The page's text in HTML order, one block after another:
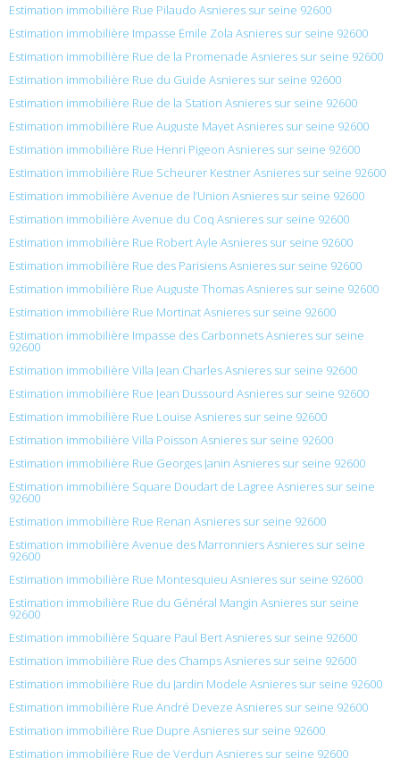
Estimation immobilière Rue Pilaudo Asnieres sur seine 92600
Estimation immobilière Impasse Émile Zola Asnieres sur seine 92600
Estimation immobilière Rue de la Promenade Asnieres sur seine 92600
Estimation immobilière Rue du Guide Asnieres sur seine 92600
Estimation immobilière Rue de la Station Asnieres sur seine 92600
Estimation immobilière Rue Auguste Mayet Asnieres sur seine 92600
Estimation immobilière Rue Henri Pigeon Asnieres sur seine 92600
Estimation immobilière Rue Scheurer Kestner Asnieres sur seine 92600
Estimation immobilière Avenue de l’Union Asnieres sur seine 92600
Estimation immobilière Avenue du Coq Asnieres sur seine 92600
Estimation immobilière Rue Robert Ayle Asnieres sur seine 92600
Estimation immobilière Rue des Parisiens Asnieres sur seine 92600
Estimation immobilière Rue Auguste Thomas Asnieres sur seine 92600
Estimation immobilière Rue Mortinat Asnieres sur seine 92600
Estimation immobilière Impasse des Carbonnets Asnieres sur seine
92600
Estimation immobilière Villa Jean Charles Asnieres sur seine 92600
Estimation immobilière Rue Jean Dussourd Asnieres sur seine 92600
Estimation immobilière Rue Louise Asnieres sur seine 92600
Estimation immobilière Villa Poisson Asnieres sur seine 92600
Estimation immobilière Rue Georges Janin Asnieres sur seine 92600
Estimation immobilière Square Doudart de Lagree Asnieres sur seine
92600
Estimation immobilière Rue Renan Asnieres sur seine 92600
Estimation immobilière Avenue des Marronniers Asnieres sur seine
92600
Estimation immobilière Rue Montesquieu Asnieres sur seine 92600
Estimation immobilière Rue du Général Mangin Asnieres sur seine
92600
Estimation immobilière Square Paul Bert Asnieres sur seine 92600
Estimation immobilière Rue des Champs Asnieres sur seine 92600
Estimation immobilière Rue du Jardin Modele Asnieres sur seine 92600
Estimation immobilière Rue André Deveze Asnieres sur seine 92600
Estimation immobilière Rue Dupre Asnieres sur seine 92600
Estimation immobilière Rue de Verdun Asnieres sur seine 92600